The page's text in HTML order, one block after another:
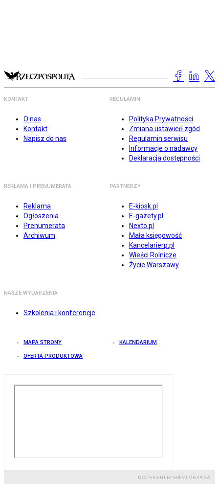
KONTAKT
O nas
Kontakt
Napisz do nas
REGULAMIN
Polityka Prywatności
Zmiana ustawień zgód
Regulamin serwisu
Informacje o nadawcy
Deklaracja dostępności
REKLAMA I PRENUMERATA
Reklama
Ogłoszenia
Prenumerata
Archiwum
PARTNERZY
E-kiosk.pl
E-gazety.pl
Nexto.pl
Mała księgowość
Kancelarierp.pl
Wieści Rolnicze
Życie Warszawy
NASZE WYDARZENIA
Szkolenia i konferencje
MAPA STRONY KALENDARIUM
OFERTA PRODUKTOWA
© COPYRIGHT BY GREMI MEDIA SA